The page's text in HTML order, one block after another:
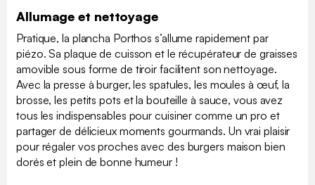
Allumage et nettoyage
Pratique, la plancha Porthos s’allume rapidement par
piézo. Sa plaque de cuisson et le récupérateur de graisses
amovible sous forme de tiroir facilitent son nettoyage.
Avec la presse à burger, les spatules, les moules à œuf, la
brosse, les petits pots et la bouteille à sauce, vous avez
tous les indispensables pour cuisiner comme un pro et
partager de délicieux moments gourmands. Un vrai plaisir
pour régaler vos proches avec des burgers maison bien
dorés et plein de bonne humeur !